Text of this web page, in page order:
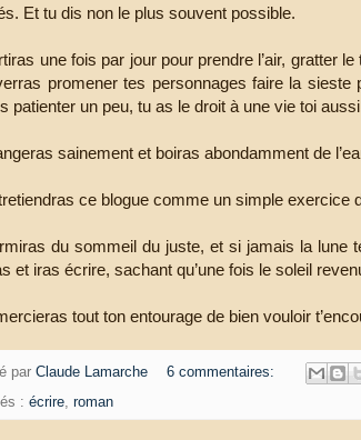
Et tu dis non le plus souvent possible.
une fois par jour pour prendre l’air, gratter
promener tes personnages faire la
patienter un peu, tu as le droit à une vie toi
sainement et boiras abondamment de
ce blogue comme un simple exercice
du sommeil du juste, et si jamais la lune
et iras écrire, sachant qu’une fois le soleil
tout ton entourage de bien vouloir
par Claude Lamarche
6 commentaires:
: écrire, roman